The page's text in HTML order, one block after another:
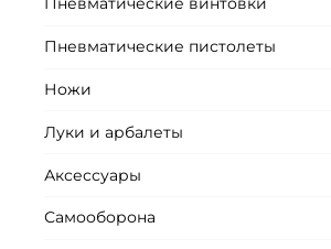
Пневматические пистолеты
Ножи
Луки и арбалеты
Аксессуары
Самооборона